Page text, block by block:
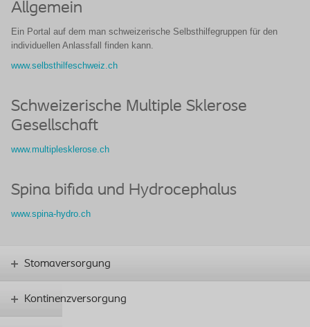
Allgemein
Ein Portal auf dem man schweizerische Selbsthilfegruppen für den
individuellen Anlassfall finden kann.
www.selbsthilfeschweiz.ch
Schweizerische Multiple Sklerose
Gesellschaft
www.multiplesklerose.ch
Spina bifida und Hydrocephalus
www.spina-hydro.ch
Stomaversorgung
Kontinenzversorgung